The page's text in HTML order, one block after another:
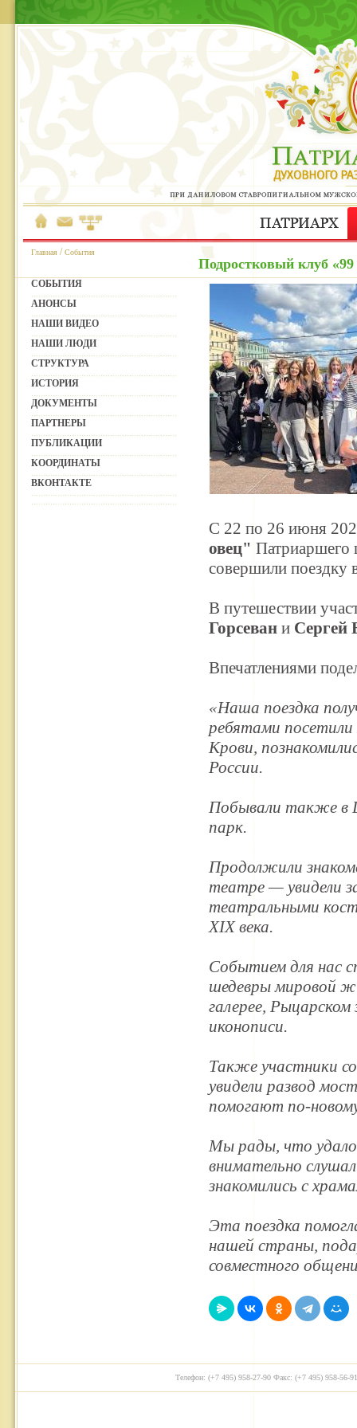
Главная /События
Подростковый клуб
СОБЫТИЯ
АНОНСЫ
НАШИ ВИДЕО
НАШИ ЛЮДИ
СТРУКТУРА
ИСТОРИЯ
ДОКУМЕНТЫ
ПАРТНЕРЫ
ПУБЛИКАЦИИ
КООРДИНАТЫ
ВКОНТАКТЕ
С 22 по 26 июня
овец" Патриаршего
совершили поездку
В путешествии
Горсеван и Сергей
Впечатлениями
«Наша поездка
ребятами посетили
Крови,
России.
Побывали также в
парк.
Продолжили
театре — увидели
театральными
XIX века.
Событием для нас
шедевры мировой
галерее, Рыцарском
иконописи.
Также участники
увидели развод
помогают по-
Мы рады, что
внимательно
знакомились с
Эта поездка
нашей страны,
совместного
Телефон: (+7 495) 958-27-90 Факс: (+7 495) 958-56-